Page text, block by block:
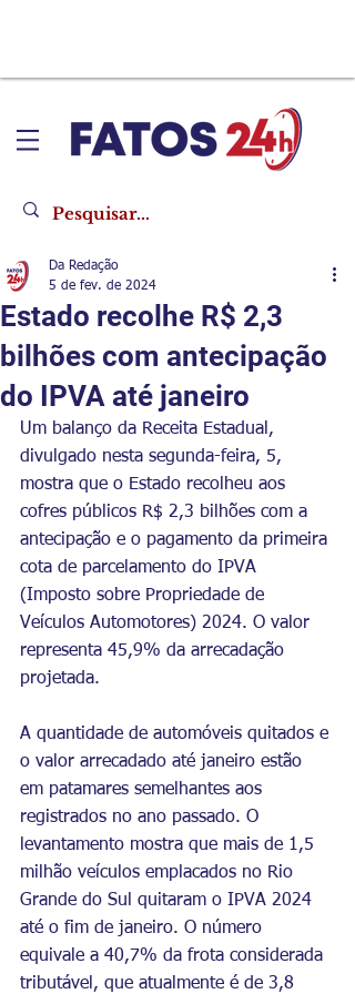
Estado recolhe R$ 2,3
bilhões com antecipação
do IPVA até janeiro
Da Redação
5 de fev. de 2024
Um balanço da Receita Estadual,
divulgado nesta segunda-feira, 5,
mostra que o Estado recolheu aos
cofres públicos R$ 2,3 bilhões com a
antecipação e o pagamento da primeira
cota de parcelamento do IPVA
(Imposto sobre Propriedade de
Veículos Automotores) 2024. O valor
representa 45,9% da arrecadação
projetada.
A quantidade de automóveis quitados e
o valor arrecadado até janeiro estão
em patamares semelhantes aos
registrados no ano passado. O
levantamento mostra que mais de 1,5
milhão veículos emplacados no Rio
Grande do Sul quitaram o IPVA 2024
até o fim de janeiro. O número
equivale a 40,7% da frota considerada
tributável, que atualmente é de 3,8